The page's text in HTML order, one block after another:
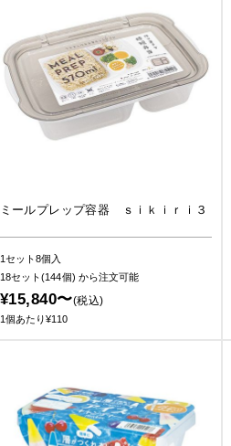
ミールプレップ容器 ｓｉｋｉｒｉ３
1セット8個入
18セット(144個) から注文可能
¥15,840〜(税込)
1個あたり¥110